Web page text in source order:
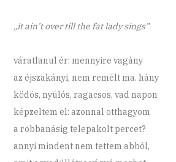
„it ain’t over till the fat lady sings”
váratlanul ér: mennyire vagány
az éjszakányi, nem remélt ma. hány
ködös, nyúlós, ragacsos, vad napon
képzeltem el: azonnal otthagyom
a robbanásig telepakolt percet?
annyi mindent nem tettem abból,